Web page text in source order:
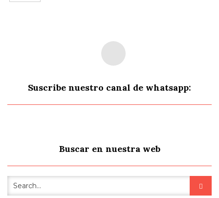
Suscribe nuestro canal de whatsapp:
Buscar en nuestra web